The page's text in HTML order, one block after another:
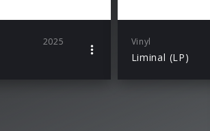
2025 Vinyl
Liminal (LP)